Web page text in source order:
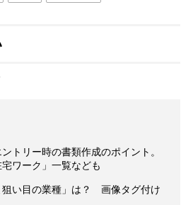
トリー時の書類作成のポイント。
ワーク」一覧なども
狙い目の業種」は？ 画像タグ付け